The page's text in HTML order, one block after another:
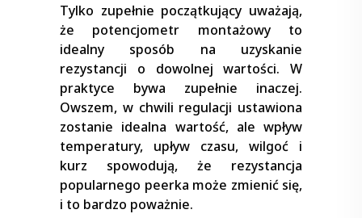
Tylko zupełnie początkujący uważają,
że potencjometr montażowy to
idealny sposób na uzyskanie
rezystancji o dowolnej wartości. W
praktyce bywa zupełnie inaczej.
Owszem, w chwili regulacji ustawiona
zostanie idealna wartość, ale wpływ
temperatury, upływ czasu, wilgoć i
kurz spowodują, że rezystancja
popularnego peerka może zmienić się,
i to bardzo poważnie.